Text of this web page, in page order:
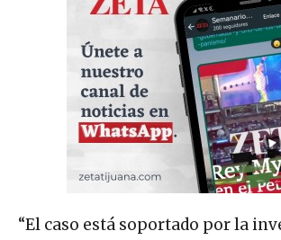
“El caso está soportado por la